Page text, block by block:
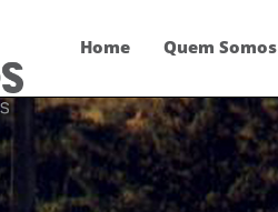
Home Quem Somos